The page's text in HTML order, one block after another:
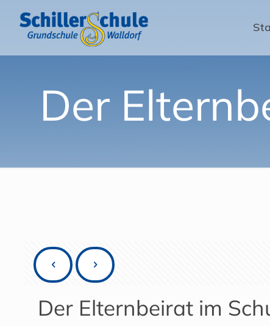
Der
Der Elternbeirat im